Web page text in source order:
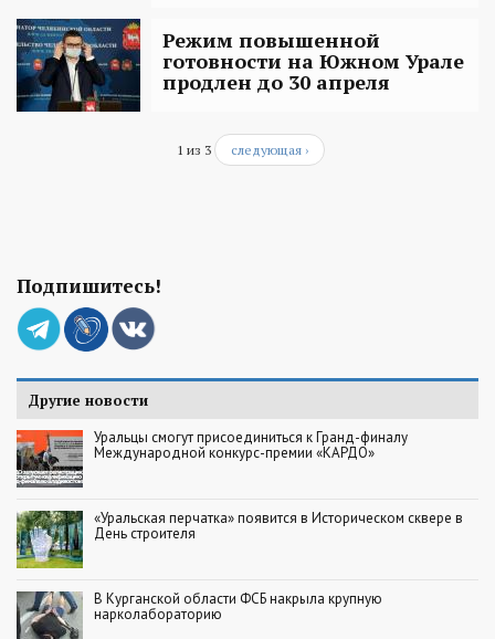
Режим повышенной
готовности на Южном Урале
продлен до 30 апреля
1 из 3 следующая ›
Подпишитесь!
Другие новости
Уральцы смогут присоединиться к Гранд-финалу
Международной конкурс-премии «КАРДО»
«Уральская перчатка» появится в Историческом сквере в
День строителя
В Курганской области ФСБ накрыла крупную
нарколабораторию